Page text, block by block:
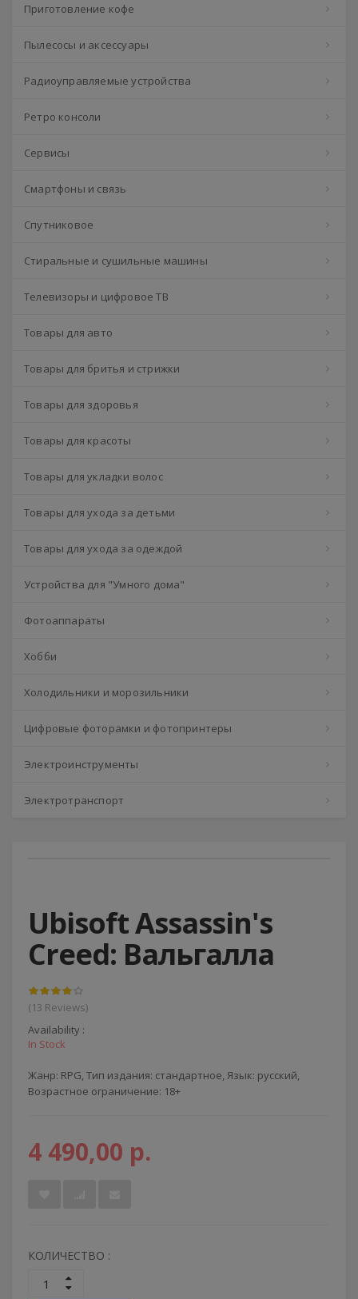
Приготовление кофе
Пылесосы и аксессуары
Радиоуправляемые устройства
Ретро консоли
Сервисы
Смартфоны и связь
Спутниковое
Стиральные и сушильные машины
Телевизоры и цифровое ТВ
Товары для авто
Товары для бритья и стрижки
Товары для здоровья
Товары для красоты
Товары для укладки волос
Товары для ухода за детьми
Товары для ухода за одеждой
Устройства для "Умного дома"
Фотоаппараты
Хобби
Холодильники и морозильники
Цифровые фоторамки и фотопринтеры
Электроинструменты
Электротранспорт
Ubisoft Assassin's
Creed: Вальгалла
(13 Reviews)
Availability :
In Stock
Жанр: RPG, Тип издания: стандартное, Язык: русский,
Возрастное ограничение: 18+
4 490,00 р.
КОЛИЧЕСТВО :